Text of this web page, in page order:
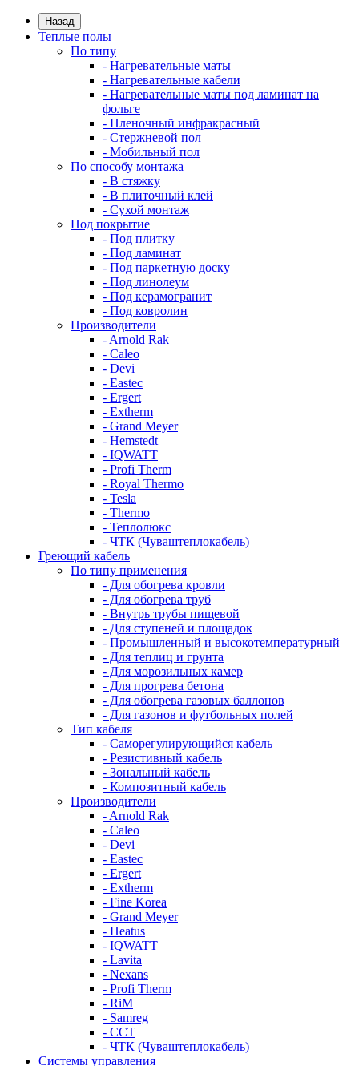
Назад
Теплые полы
По типу
- Нагревательные маты
- Нагревательные кабели
- Нагревательные маты под ламинат на
фольге
- Пленочный инфракрасный
- Стержневой пол
- Мобильный пол
По способу монтажа
- В стяжку
- В плиточный клей
- Сухой монтаж
Под покрытие
- Под плитку
- Под ламинат
- Под паркетную доску
- Под линолеум
- Под керамогранит
- Под ковролин
Производители
- Arnold Rak
- Caleo
- Devi
- Eastec
- Ergert
- Extherm
- Grand Meyer
- Hemstedt
- IQWATT
- Profi Therm
- Royal Thermo
- Tesla
- Thermo
- Теплолюкс
- ЧТК (Чуваштеплокабель)
Греющий кабель
По типу применения
- Для обогрева кровли
- Для обогрева труб
- Внутрь трубы пищевой
- Для ступеней и площадок
- Промышленный и высокотемпературный
- Для теплиц и грунта
- Для морозильных камер
- Для прогрева бетона
- Для обогрева газовых баллонов
- Для газонов и футбольных полей
Тип кабеля
- Саморегулирующийся кабель
- Резистивный кабель
- Зональный кабель
- Композитный кабель
Производители
- Arnold Rak
- Caleo
- Devi
- Eastec
- Ergert
- Extherm
- Fine Korea
- Grand Meyer
- Heatus
- IQWATT
- Lavita
- Nexans
- Profi Therm
- RiM
- Samreg
- ССТ
- ЧТК (Чуваштеплокабель)
Системы управления